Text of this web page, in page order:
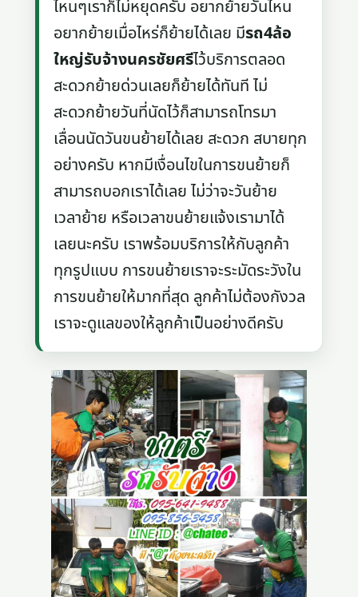
ไหนๆเราก็ไม่หยุดครับ อยากย้ายวันไหน
อยากย้ายเมื่อไหร่ก็ย้ายได้เลย มีรถ4ล้อ
ใหญ่รับจ้างนครชัยศรีไว้บริการตลอด
สะดวกย้ายด่วนเลยก็ย้ายได้ทันที ไม่
สะดวกย้ายวันที่นัดไว้ก็สามารถโทรมา
เลื่อนนัดวันขนย้ายได้เลย สะดวก สบายทุก
อย่างครับ หากมีเงื่อนไขในการขนย้ายก็
สามารถบอกเราได้เลย ไม่ว่าจะวันย้าย
เวลาย้าย หรือเวลาขนย้ายแจ้งเรามาได้
เลยนะครับ เราพร้อมบริการให้กับลูกค้า
ทุกรูปแบบ การขนย้ายเราจะระมัดระวังใน
การขนย้ายให้มากที่สุด ลูกค้าไม่ต้องกังวล
เราจะดูแลของให้ลูกค้าเป็นอย่างดีครับ